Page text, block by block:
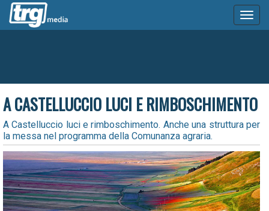
A CASTELLUCCIO LUCI E RIMBOSCHIMENTO
A Castelluccio luci e rimboschimento. Anche una struttura per
la messa nel programma della Comunanza agraria.